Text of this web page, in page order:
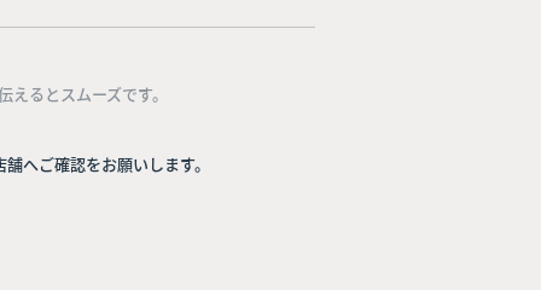
るとスムーズです。
へご確認をお願いします。